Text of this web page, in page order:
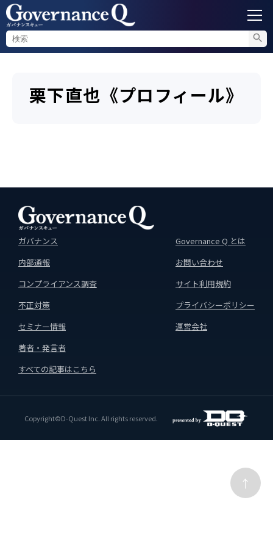
内部通報
セミナー情報
栗下直也《プロフィール》
↑
ガバナンス
内部通報
コンプライアンス調査
不正対策
セミナー情報
著者・発言者
すべての記事はこちら
Governance Q とは
お問い合わせ
サイト利用規約
プライバシーポリシー
運営会社
Copyright©D-Quest Inc. All rights reserved.